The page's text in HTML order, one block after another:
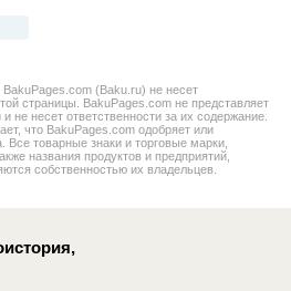
(Baku.ru) не несет
страницы. BakuPages.com не представляет
не несет ответственности за их содержание.
что BakuPages.com одобряет или
Все товарные знаки и торговые марки,
названия продуктов и предприятий,
собственностью их владельцев.